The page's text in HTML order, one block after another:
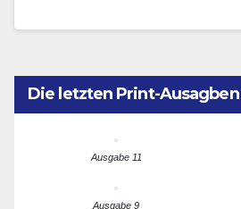
Die letzten Print-Ausagben
Ausgabe 11
Ausgabe 9